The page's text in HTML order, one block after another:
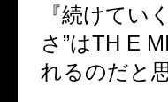
『続けてい
さ”はTH E
れるのだと思